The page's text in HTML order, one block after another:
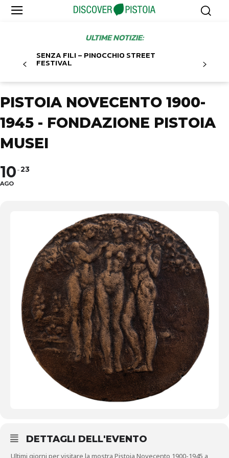
ULTIME NOTIZIE:
SENZA FILI – PINOCCHIO STREET
FESTIVAL
PISTOIA NOVECENTO 1900-
1945 - FONDAZIONE PISTOIA
MUSEI
10
AGO
23
DETTAGLI DELL'EVENTO
Ultimi giorni per visitare la mostra Pistoia Novecento 1900-1945 a